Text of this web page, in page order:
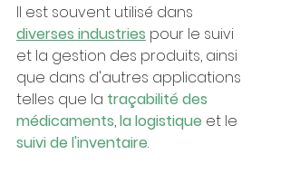
Il est souvent utilisé dans
diverses industries pour le suivi
et la gestion des produits, ainsi
que dans d'autres applications
telles que la traçabilité des
médicaments, la logistique et le
suivi de l'inventaire.